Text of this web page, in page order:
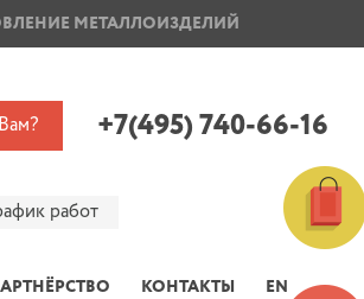
МЕТАЛЛОИЗДЕЛИЙ
+7(495) 740-66-16
работ
КОНТАКТЫ EN